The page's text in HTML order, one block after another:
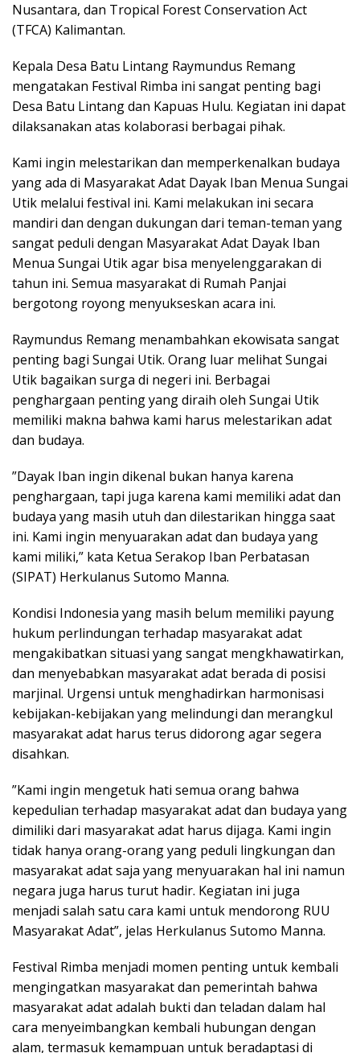
Nusantara, dan Tropical Forest Conservation Act
(TFCA) Kalimantan.
Kepala Desa Batu Lintang Raymundus Remang
mengatakan Festival Rimba ini sangat penting bagi
Desa Batu Lintang dan Kapuas Hulu. Kegiatan ini dapat
dilaksanakan atas kolaborasi berbagai pihak.
Kami ingin melestarikan dan memperkenalkan budaya
yang ada di Masyarakat Adat Dayak Iban Menua Sungai
Utik melalui festival ini. Kami melakukan ini secara
mandiri dan dengan dukungan dari teman-teman yang
sangat peduli dengan Masyarakat Adat Dayak Iban
Menua Sungai Utik agar bisa menyelenggarakan di
tahun ini. Semua masyarakat di Rumah Panjai
bergotong royong menyukseskan acara ini.
Raymundus Remang menambahkan ekowisata sangat
penting bagi Sungai Utik. Orang luar melihat Sungai
Utik bagaikan surga di negeri ini. Berbagai
penghargaan penting yang diraih oleh Sungai Utik
memiliki makna bahwa kami harus melestarikan adat
dan budaya.
”Dayak Iban ingin dikenal bukan hanya karena
penghargaan, tapi juga karena kami memiliki adat dan
budaya yang masih utuh dan dilestarikan hingga saat
ini. Kami ingin menyuarakan adat dan budaya yang
kami miliki,” kata Ketua Serakop Iban Perbatasan
(SIPAT) Herkulanus Sutomo Manna.
Kondisi Indonesia yang masih belum memiliki payung
hukum perlindungan terhadap masyarakat adat
mengakibatkan situasi yang sangat mengkhawatirkan,
dan menyebabkan masyarakat adat berada di posisi
marjinal. Urgensi untuk menghadirkan harmonisasi
kebijakan-kebijakan yang melindungi dan merangkul
masyarakat adat harus terus didorong agar segera
disahkan.
”Kami ingin mengetuk hati semua orang bahwa
kepedulian terhadap masyarakat adat dan budaya yang
dimiliki dari masyarakat adat harus dijaga. Kami ingin
tidak hanya orang-orang yang peduli lingkungan dan
masyarakat adat saja yang menyuarakan hal ini namun
negara juga harus turut hadir. Kegiatan ini juga
menjadi salah satu cara kami untuk mendorong RUU
Masyarakat Adat”, jelas Herkulanus Sutomo Manna.
Festival Rimba menjadi momen penting untuk kembali
mengingatkan masyarakat dan pemerintah bahwa
masyarakat adat adalah bukti dan teladan dalam hal
cara menyeimbangkan kembali hubungan dengan
alam, termasuk kemampuan untuk beradaptasi di